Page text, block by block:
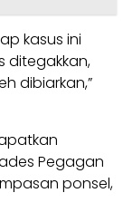
kasus ini
ditegakkan,
dibiarkan,”
Pegagan
ponsel,